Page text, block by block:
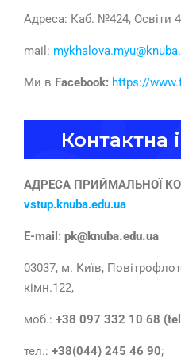
Адреса: Каб. №424, Освіти 4
mail:
Ми в Facebook: https://
Контактна
АДРЕСА ПРИЙМАЛЬНОЇ
vstup.knuba.edu.ua
E-mail: pk@knuba.edu.ua
03037, м. Київ,
кімн.122,
моб.: +38 097 332 10 68
тел.: +38(044) 245 46 90;